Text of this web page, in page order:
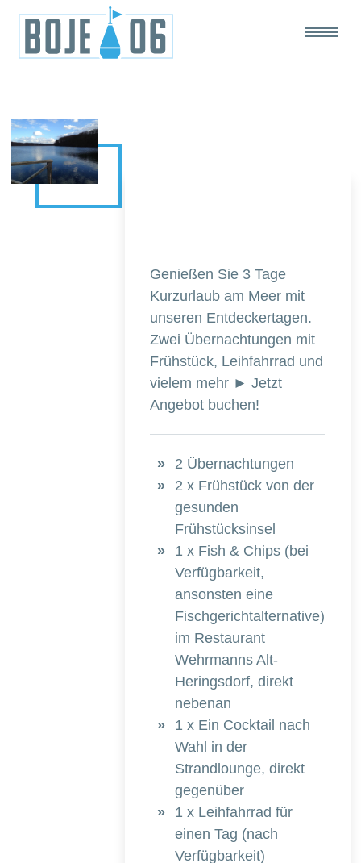
Genießen Sie 3 Tage
Kurzurlaub am Meer mit
unseren Entdeckertagen.
Zwei Übernachtungen mit
Frühstück, Leihfahrrad und
vielem mehr ► Jetzt
Angebot buchen!
2 Übernachtungen
2 x Frühstück von der
gesunden
Frühstücksinsel
1 x Fish & Chips (bei
Verfügbarkeit,
ansonsten eine
Fischgerichtalternative)
im Restaurant
Wehrmanns Alt-
Heringsdorf, direkt
nebenan
1 x Ein Cocktail nach
Wahl in der
Strandlounge, direkt
gegenüber
1 x Leihfahrrad für
einen Tag (nach
Verfügbarkeit)